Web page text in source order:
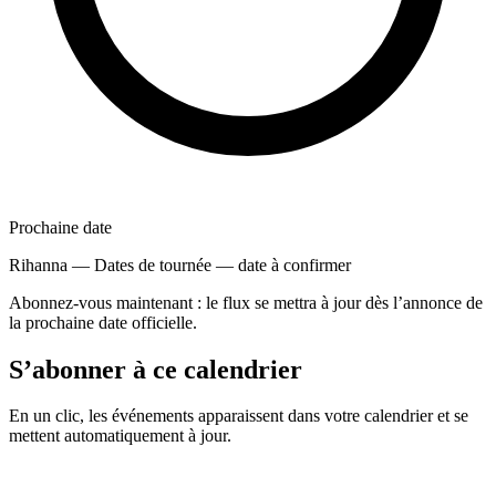
Prochaine date
Rihanna — Dates de tournée — date à confirmer
Abonnez-vous maintenant : le flux se mettra à jour dès l’annonce de
la prochaine date officielle.
S’abonner à ce calendrier
En un clic, les événements apparaissent dans votre calendrier et se
mettent automatiquement à jour.